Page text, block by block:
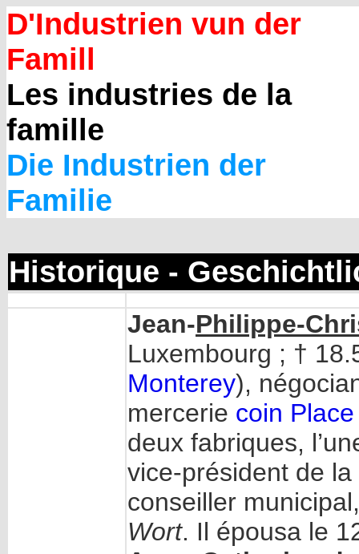
D'Industrien vun der
Famill
Les industries de la
famille
Die Industrien der
Familie
Historique -
Jean-Philippe-
Luxembourg ; †
Monterey),
mercerie coin
deux fabriques,
vice-président de
conseiller
Wort. Il épousa le